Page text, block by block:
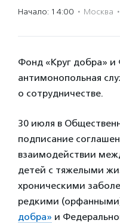
Начало: 14:00 · Москва ·
Фонд «Круг добра» и
антимонопольная
о сотрудничестве.
30 июля в
подписание
взаимодействии
детей с тяжелыми
хроническими
редкими
добра» и